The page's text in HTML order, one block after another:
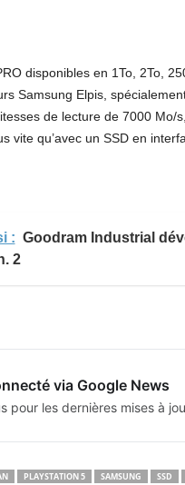
disponibles en 1To, 2To,
Samsung Elpis,
de lecture de 7000 Mo/
vite qu’avec un SSD en
: Goodram Industrial
2
via Google News
pour les dernières mises à
PLAYSTATION 5 SAMSUNG SSD